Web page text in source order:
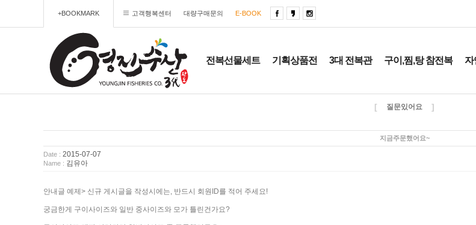
+BOOKMARK 고객행복센터 대량구매문의 E-BOOK
전복선물세트 기획상품전 3대 전복관 구이,찜,탕 참전복 자
[ 질문있어요 ]
지금주문했어요~
Date : 2015-07-07
Name : 김유아
안내글 예제> 신규 게시글을 작성시에는, 반드시 회원ID를 적어 주세요!
궁금한게 구이사이즈와 일반 중사이즈와 모가 틀린건가요?